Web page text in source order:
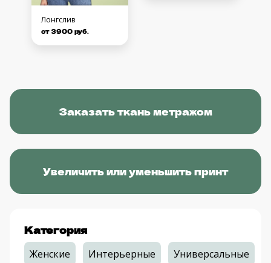
Лонгслив
от 3900 руб.
Заказать ткань метражом
Увеличить или уменьшить принт
Категория
Женские Интерьерные Универсальные